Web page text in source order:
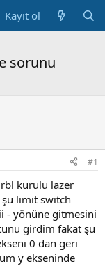
Kayıt ol
sorunu
#1
kurulu lazer
şu limit switch
- yönüne gitmesini
girdim fakat şu
0 dan geri
y ekseninde